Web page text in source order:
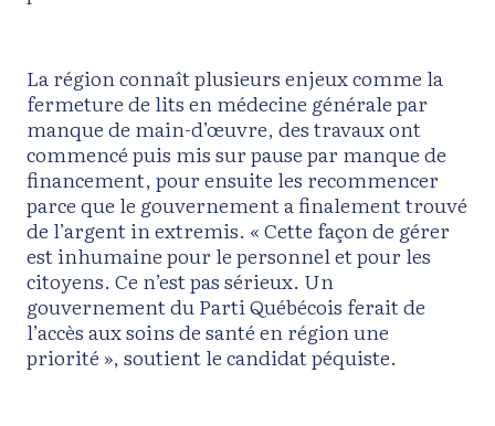
La région connaît plusieurs enjeux comme la
fermeture de lits en médecine générale par
manque de main-d’œuvre, des travaux ont
commencé puis mis sur pause par manque de
financement, pour ensuite les recommencer
parce que le gouvernement a finalement trouvé
de l’argent in extremis. « Cette façon de gérer
est inhumaine pour le personnel et pour les
citoyens. Ce n’est pas sérieux. Un
gouvernement du Parti Québécois ferait de
l’accès aux soins de santé en région une
priorité », soutient le candidat péquiste.